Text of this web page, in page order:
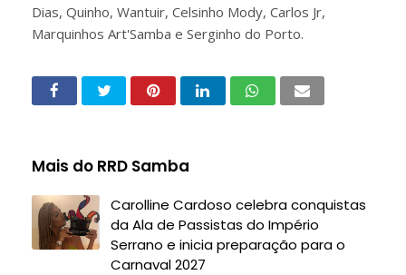
Dias, Quinho, Wantuir, Celsinho Mody, Carlos Jr,
Marquinhos Art'Samba e Serginho do Porto.
Mais do RRD Samba
Carolline Cardoso celebra conquistas
da Ala de Passistas do Império
Serrano e inicia preparação para o
Carnaval 2027